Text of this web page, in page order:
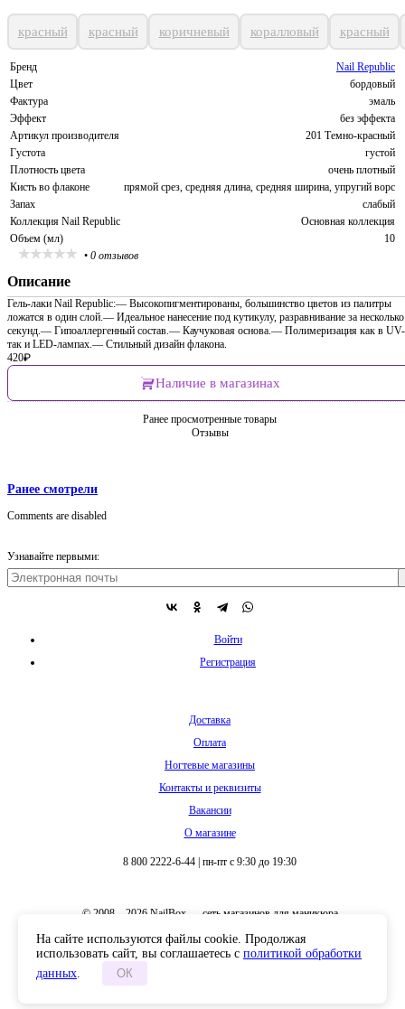
красный красный коричневый коралловый красный
Бренд
Nail Republic
Цвет
бордовый
Фактура
эмаль
Эффект
без эффекта
Артикул производителя
201 Темно-красный
Густота
густой
Плотность цвета
очень плотный
Кисть во флаконе
прямой срез, средняя длина, средняя ширина, упругий ворс
Запах
слабый
Коллекция Nail Republic
Основная коллекция
Объем (мл)
10
• 0 отзывов
Описание
Гель-лаки Nail Republic:— Высокопигментированы, большинство цветов из палитры
ложатся в один слой.— Идеальное нанесение под кутикулу, разравнивание за несколько
секунд.— Гипоаллергенный состав.— Каучуковая основа.— Полимеризация как в
так и LED-лампах.— Стильный дизайн флакона.
420₽
Наличие в магазинах
Ранее просмотренные товары
Отзывы
Ранее смотрели
Comments are disabled
Узнавайте первыми:
Войти
Регистрация
Доставка
Оплата
Ногтевые магазины
Контакты и реквизиты
Вакансии
О магазине
8 800 2222-6-44 пн-пт с 9:30 до 19:30
© 2008 – 2026 NailBox — сеть магазинов для маникюра
На сайте используются файлы cookie. Продолжая
использовать сайт, вы соглашаетесь с политикой обработки
данных. ОК